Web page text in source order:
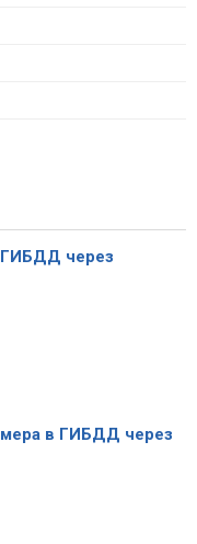
ГИБДД через
в ГИБДД через